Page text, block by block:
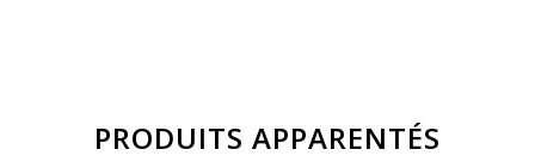
PRODUITS APPARENTÉS